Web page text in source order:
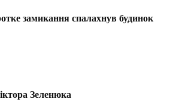
замикання спалахнув будинок
Зеленюка